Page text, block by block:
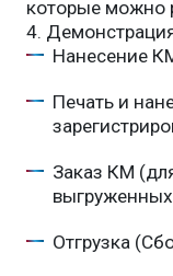
которые можно
4.
Нанесение
Печать и
Заказ КМ
Отгрузка